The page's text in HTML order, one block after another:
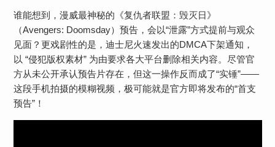
谁能想到，漫威最神秘的《复仇者联盟：毁灭日》
（Avengers: Doomsday）预告，会以“泄露”方式提前与观众
见面？更戏剧性的是，迪士尼火速发出的DMCA下架通知，
以 “侵犯版权素材” 为由要求各大平台删除相关内容。尽管官
方从未公开承认预告片存在，但这一操作反而成了“实锤”——
这段手机拍摄的模糊视频，极可能就是官方即将发布的“首支
预告”！